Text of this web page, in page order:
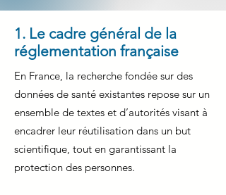
1. Le cadre général de la
réglementation française
En France, la recherche fondée sur des
données de santé existantes repose sur un
ensemble de textes et d’autorités visant à
encadrer leur réutilisation dans un but
scientifique, tout en garantissant la
protection des personnes.